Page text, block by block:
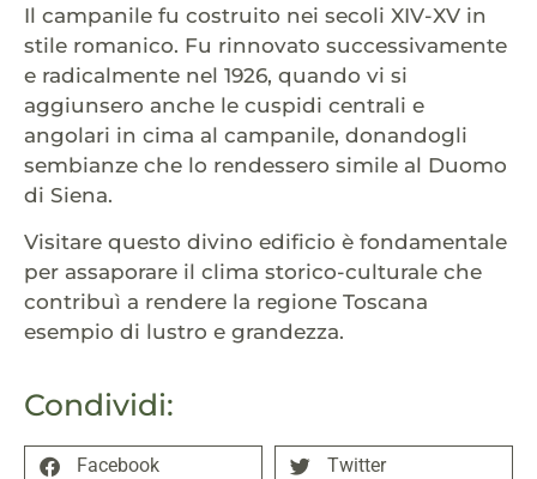
Condividi:
Facebook Twitter
Il campanile fu costruito nei secoli XIV-XV in
stile romanico. Fu rinnovato successivamente
e radicalmente nel 1926, quando vi si
aggiunsero anche le cuspidi centrali e
angolari in cima al campanile, donandogli
sembianze che lo rendessero simile al Duomo
di Siena.
Visitare questo divino edificio è fondamentale
per assaporare il clima storico-culturale che
contribuì a rendere la regione Toscana
esempio di lustro e grandezza.